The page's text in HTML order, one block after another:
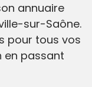
annuaire
sur-Saône.
pour tous vos
en passant